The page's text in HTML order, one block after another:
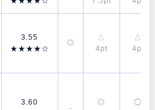
3.55
★★★★☆
◎
△
4pt
△
4pt
3.60
◎
◯